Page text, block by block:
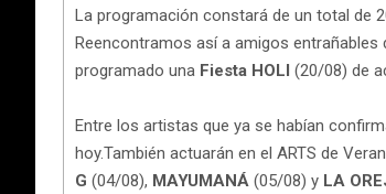
La programación constará de un total de
Reencontramos así a amigos
programado una Fiesta HOLI (20/08) de
Entre los artistas que ya se habían
hoy.También actuarán en el ARTS de
G (04/08), MAYUMANÁ (05/08) y LA